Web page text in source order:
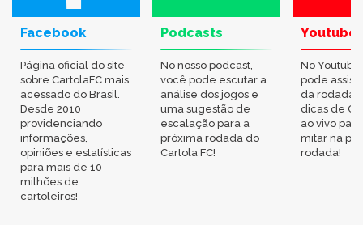
Facebook
Página oficial do site
sobre CartolaFC mais
acessado do Brasil.
Desde 2010
providenciando
informações,
opiniões e estatísticas
para mais de 10
milhões de
cartoleiros!
Podcasts
No nosso podcast,
você pode escutar a
análise dos jogos e
uma sugestão de
escalação para a
próxima rodada do
Cartola FC!
Youtube
No
pode
da rodada,
dicas de
ao vivo
mitar na
rodada!